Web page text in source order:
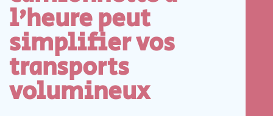
l’heure peut
simplifier vos
transports
volumineux